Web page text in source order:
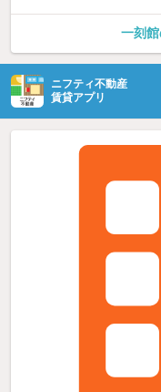
一刻
ニフティ不動産
賃貸アプリ